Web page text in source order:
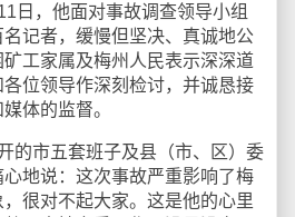
日，他面对事故调查领导小组
记者，缓慢但坚决、真诚地公
工家属及梅州人民表示深深道
位领导作深刻检讨，并诚恳接
体的监督。
市五套班子及县（市、区）委
地说：这次事故严重影响了梅
很对不起大家。这是他的心里